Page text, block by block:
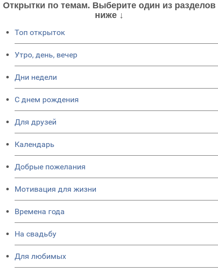
Открытки по темам. Выберите один из разделов
ниже ↓
Топ открыток
Утро, день, вечер
Дни недели
C днем рождения
Для друзей
Календарь
Добрые пожелания
Мотивация для жизни
Времена года
На свадьбу
Для любимых